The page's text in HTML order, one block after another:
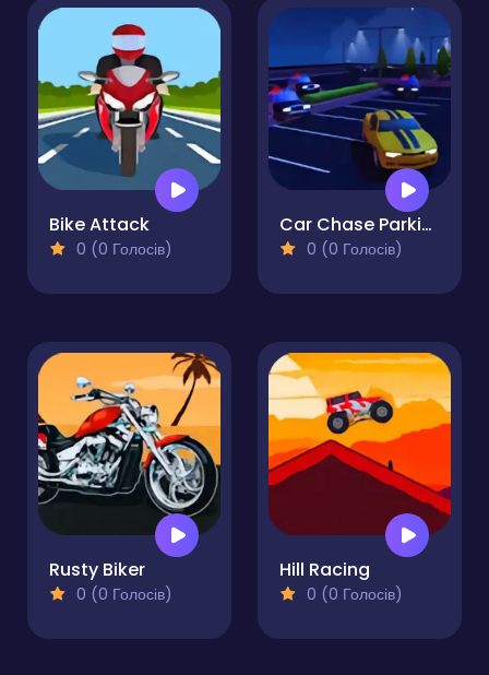
Bike Attack
0 (0 Голосів)
Car Chase Parking
0 (0 Голосів)
Rusty Biker
0 (0 Голосів)
Hill Racing
0 (0 Голосів)